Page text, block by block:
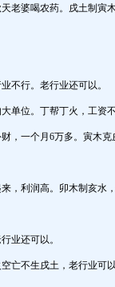
老婆喝农药。戌土制寅木
不行。老行业还可以。
单位。丁帮丁火，工资
，一个月6万多。寅木
，利润高。卯木制亥水
业还可以。
亡不生戌土，老行业可以